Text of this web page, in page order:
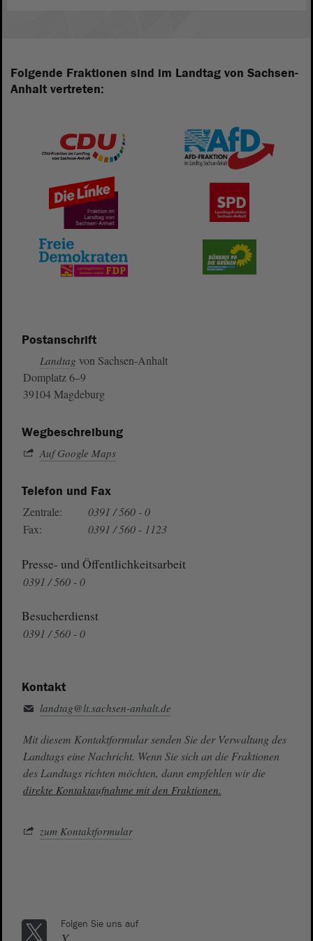
Folgende Fraktionen sind im Landtag von Sachsen-
Anhalt vertreten:
Postanschrift
Landtag von Sachsen-Anhalt
Domplatz 6–9
39104 Magdeburg
Wegbeschreibung
Auf Google Maps
Telefon und Fax
Zentrale:
0391 / 560 - 0
Fax:
0391 / 560 - 1123
Presse- und Öffentlichkeitsarbeit
0391 / 560 - 0
Besucherdienst
0391 / 560 - 0
Kontakt
landtag@lt.sachsen-anhalt.de
Mit diesem Kontaktformular senden Sie der Verwaltung des
Landtags eine Nachricht. Wenn Sie sich an die Fraktionen
des Landtags richten möchten, dann empfehlen wir die
direkte Kontaktaufnahme mit den Fraktionen.
zum Kontaktformular
Folgen Sie uns auf